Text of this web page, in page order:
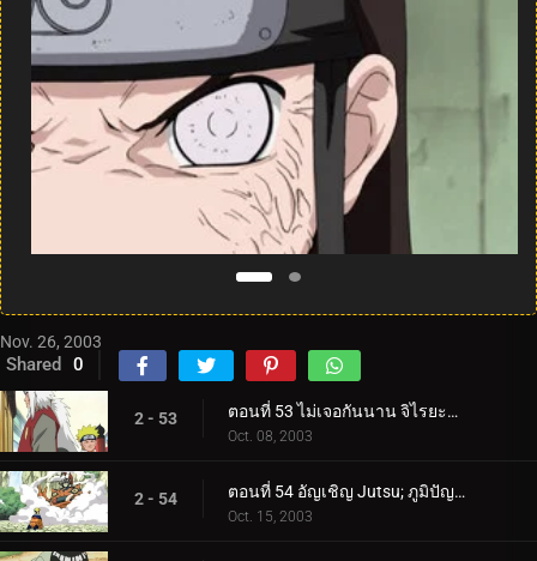
Nov. 26, 2003
Shared 0
2 - 53 ตอนที่ 53 ไม่เจอกันนาน จิไรยะกลับมาแล้ว!
Oct. 08, 2003
2 - 54 ตอนที่ 54 อัญเชิญ Jutsu; ภูมิปัญญาของคางคกปราชญ์!
Oct. 15, 2003